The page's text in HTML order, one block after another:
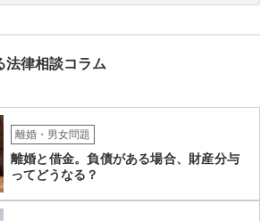
法律相談コラム
離婚・男女問題
離婚と借金。負債がある場合、財産分与
ってどうなる？